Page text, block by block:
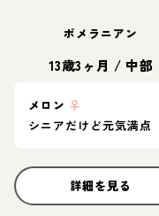
ポメラニアン
13歳3ヶ月 / 中部
メロン ♀
シニアだけど元気満点
詳細を見る